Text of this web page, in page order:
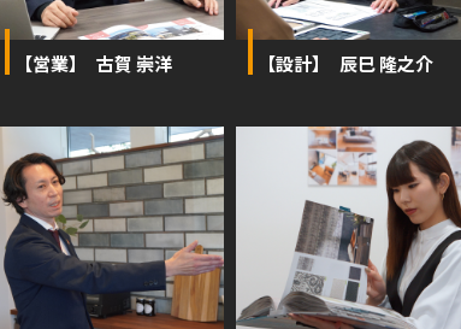
【営業】 古賀 崇洋 【設計】 辰巳 隆之介